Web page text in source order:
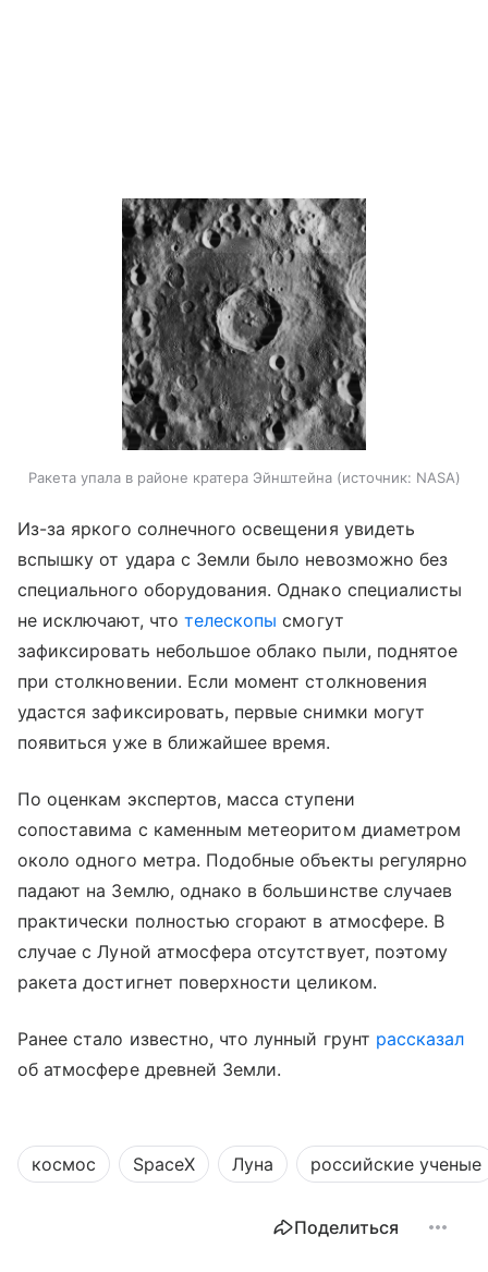
Ракета упала в районе кратера Эйнштейна источник: NASA
Из-за яркого солнечного освещения увидеть
вспышку от удара с Земли было невозможно без
специального оборудования. Однако специалисты
не исключают, что телескопы смогут
зафиксировать небольшое облако пыли, поднятое
при столкновении. Если момент столкновения
удастся зафиксировать, первые снимки могут
появиться уже в ближайшее время.
По оценкам экспертов, масса ступени
сопоставима с каменным метеоритом диаметром
около одного метра. Подобные объекты регулярно
падают на Землю, однако в большинстве случаев
практически полностью сгорают в атмосфере. В
случае с Луной атмосфера отсутствует, поэтому
ракета достигнет поверхности целиком.
Ранее стало известно, что лунный грунт рассказал
об атмосфере древней Земли.
космос SpaceX Луна российские ученые
Поделиться